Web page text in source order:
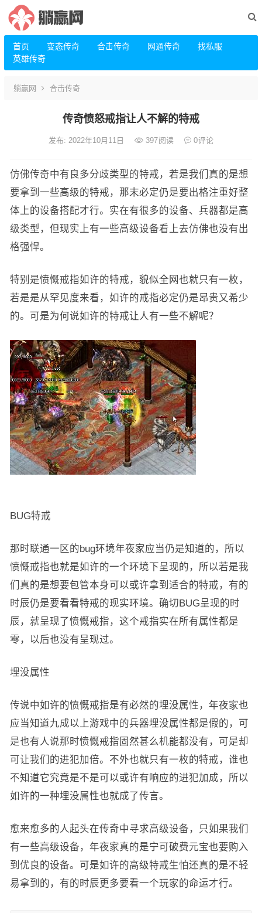
首页 变态传奇 合击传奇 网通传奇
找私服
英雄传奇
躺赢网 合击传奇
传奇愤怒戒指让人不解的特戒
发布: 2022年10月11日 397阅读 0评论
仿佛传奇中有良多分歧类型的特戒，若是我们真的是想
要拿到一些高级的特戒，那末必定仍是要出格注重好整
体上的设备搭配才行。实在有很多的设备、兵器都是高
级类型，但现实上有一些高级设备看上去仿佛也没有出
格强悍。
特别是愤慨戒指如许的特戒，貌似全网也就只有一枚，
若是是从罕见度来看，如许的戒指必定仍是昂贵又希少
的。可是为何说如许的特戒让人有一些不解呢？
BUG特戒
那时联通一区的bug环境年夜家应当仍是知道的，所以
愤慨戒指也就是如许的一个环境下呈现的，所以若是我
们真的是想要包管本身可以或许拿到适合的特戒，有的
时辰仍是要看看特戒的现实环境。确切BUG呈现的时
辰，就呈现了愤慨戒指，这个戒指实在所有属性都是
零，以后也没有呈现过。
埋没属性
传说中如许的愤慨戒指是有必然的埋没属性，年夜家也
应当知道九成以上游戏中的兵器埋没属性都是假的，可
是也有人说那时愤慨戒指固然甚么机能都没有，可是却
可让我们的进犯加倍。不外也就只有一枚的特戒，谁也
不知道它究竟是不是可以或许有响应的进犯加成，所以
如许的一种埋没属性也就成了传言。
愈来愈多的人起头在传奇中寻求高级设备，只如果我们
有一些高级设备，年夜家真的是宁可破费元宝也要购入
到优良的设备。可是如许的高级特戒生怕还真的是不轻
易拿到的，有的时辰更多要看一个玩家的命运才行。